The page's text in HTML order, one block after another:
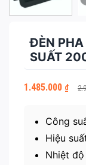
ĐÈN PHA
SUẤT
Giá
gốc
1.485.000 ₫
Giá
hiện
1.485.000 ₫.
Công
Hiệu
Nhiệt